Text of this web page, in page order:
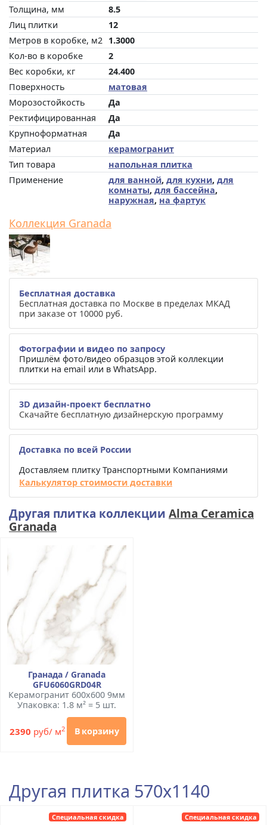
Толщина, мм
8.5
Лиц плитки
12
Метров в коробке, м2 1.3000
Кол-во в коробке
2
Вес коробки, кг
24.400
Поверхность
матовая
Морозостойкость
Да
Ректифицированная
Да
Крупноформатная
Да
Материал
керамогранит
Тип товара
напольная плитка
Применение
для ванной, для кухни, для
комнаты, для бассейна,
наружная, на фартук
Коллекция Granada
Бесплатная доставка
Бесплатная доставка по Москве в пределах МКАД
при заказе от 10000 руб.
Фотографии и видео по запросу
Пришлём фото/видео образцов этой коллекции
плитки на email или в WhatsApp.
3D дизайн-проект бесплатно
Скачайте бесплатную дизайнерскую программу
Доставка по всей России
Доставляем плитку Транспортными Компаниями
Калькулятор стоимости доставки
Другая плитка коллекции Alma Ceramica
Granada
Гранада / Granada
GFU6060GRD04R
Керамогранит 600x600 9мм
Упаковка: 1.8 м² = 5 шт.
2390 руб/ м2 В корзину
Другая плитка 570x1140
Специальная скидка Специальная скидка